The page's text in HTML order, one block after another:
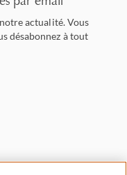
actualité. Vous
désabonnez à tout